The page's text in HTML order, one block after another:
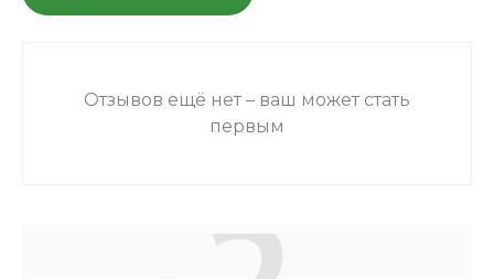
Отзывов ещё нет – ваш может стать
первым